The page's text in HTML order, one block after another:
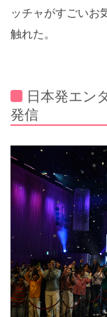
ッチャがすごいお
触れた。
日本発エン
発信